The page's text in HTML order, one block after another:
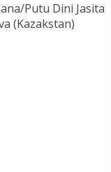
Putu Dini Jasita
(Kazakstan)